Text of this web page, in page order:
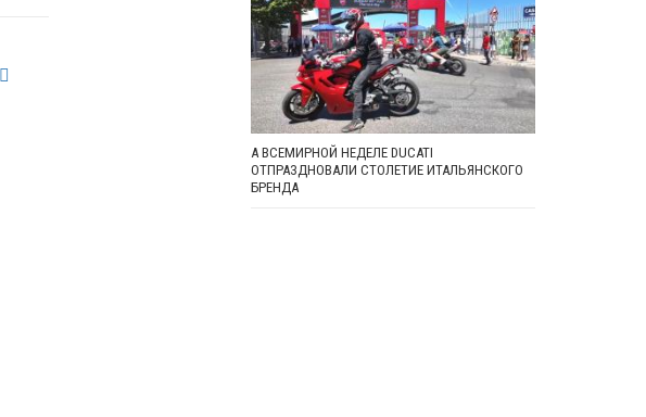
А ВСЕМИРНОЙ НЕДЕЛЕ DUCATI
ОТПРАЗДНОВАЛИ СТОЛЕТИЕ ИТАЛЬЯНСКОГО
БРЕНДА